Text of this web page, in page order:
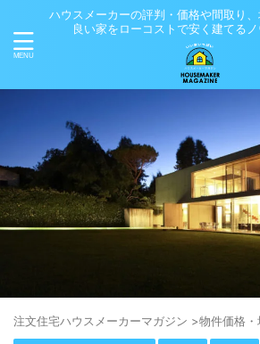
ハウスメーカーの評判・価格や間取り、
良い家をローコストで安く建てるノ
注⽂住宅ハウスメーカーマガジン >物件価格